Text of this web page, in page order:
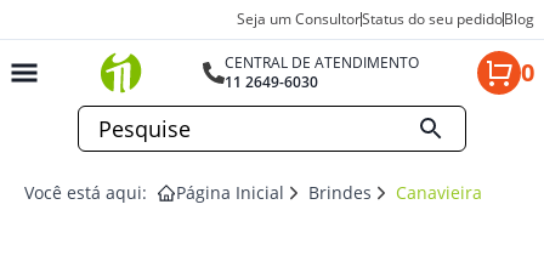
Seja um ConsultorStatus do seu pedidoBlog
CENTRAL DE ATENDIMENTO
11 2649-6030
0
Você está aqui: Página Inicial Brindes Canavieiras